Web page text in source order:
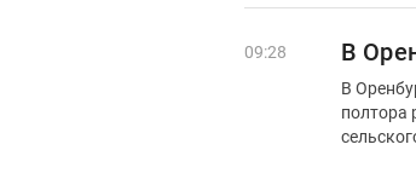
09:28 В
В
полтора